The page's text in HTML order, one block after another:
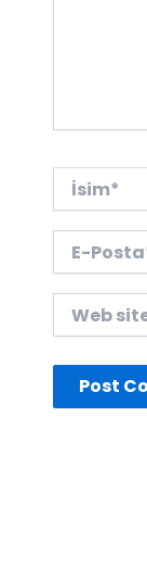
İsim*
Posta*
sitesi